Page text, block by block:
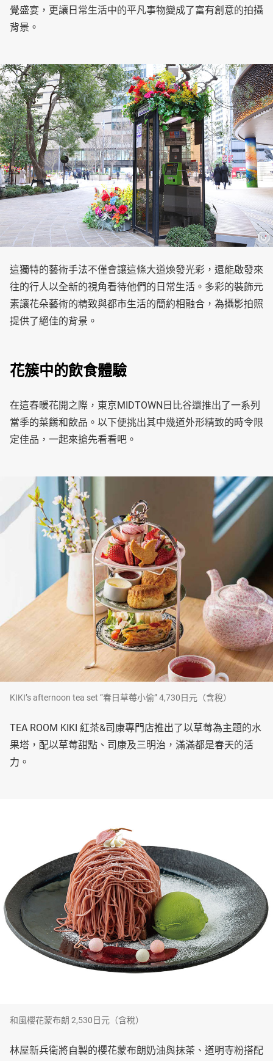
覺盛宴，更讓日常生活中的平凡事物變成了富有創意的拍攝
背景。
這獨特的藝術手法不僅會讓這條大道煥發光彩，還能啟發來
往的行人以全新的視角看待他們的日常生活。多彩的裝飾元
素讓花朵藝術的精致與都市生活的簡約相融合，為攝影拍照
提供了絕佳的背景。
花簇中的飲食體驗
在這春暖花開之際，東京MIDTOWN日比谷還推出了一系列
當季的菜餚和飲品。以下便挑出其中幾道外形精致的時令限
定佳品，一起來搶先看看吧。
KIKI’s afternoon tea set “春日草莓小偷” 4,730日元（含稅）
TEA ROOM KIKI 紅茶&司康專門店推出了以草莓為主題的水
果塔，配以草莓甜點、司康及三明治，滿滿都是春天的活
力。
和風櫻花蒙布朗 2,530日元（含稅）
林屋新兵衛將自製的櫻花蒙布朗奶油與抹茶、道明寺粉搭配